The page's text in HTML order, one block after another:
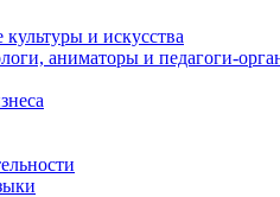
и искусства
аниматоры и педагоги-